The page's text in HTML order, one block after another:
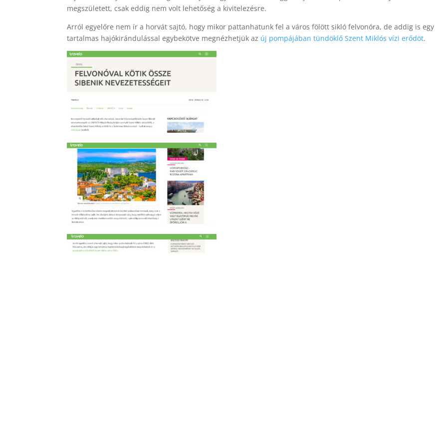
megszületett, csak eddig nem volt lehetőség a kivitelezésre.
Arról egyelőre nem ír a horvát sajtó, hogy mikor pattanhatunk fel a város fölött sikló felvonóra, de addig is egy
tartalmas hajókirándulással egybekötve megnézhetjük az új pompájában tündöklő Szent Miklós vízi erődöt.